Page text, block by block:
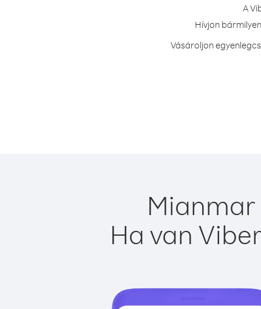
A
Hívjon
Vásároljon
Ha van